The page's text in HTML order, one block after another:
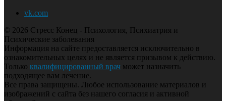
vk.com
© 2026 Стресс Конец - Психология, Психиатрия и
Психические заболевания
Информация на сайте предоставляется исключительно в
ознакомительных целях и не является призывом к действию.
Только квалифицированный врач может назначить
подходящее вам лечение.
Все права защищены. Любое использование материалов и
изображений с сайта без нашего согласия и активной